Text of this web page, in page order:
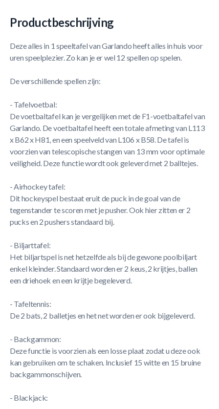
Productbeschrijving
Deze alles in 1 speeltafel van Garlando heeft alles in huis voor
uren speelplezier. Zo kan je er wel 12 spellen op spelen.
De verschillende spellen zijn:
- Tafelvoetbal:
De voetbaltafel kan je vergelijken met de F1-voetbaltafel van
Garlando. De voetbaltafel heeft een totale afmeting van L113
x B62 x H81, en een speelveld van L106 x B58. De tafel is
voorzien van telescopische stangen van 13 mm voor optimale
veiligheid. Deze functie wordt ook geleverd met 2 balltejes.
- Airhockey tafel:
Dit hockeyspel bestaat eruit de puck in de goal van de
tegenstander te scoren met je pusher. Ook hier zitten er 2
pucks en 2 pushers standaard bij.
- Biljarttafel:
Het biljartspel is net hetzelfde als bij de gewone poolbiljart
enkel kleinder. Standaard worden er 2 keus, 2 krijtjes, ballen
een driehoek en een krijtje begeleverd.
- Tafeltennis:
De 2 bats, 2 balletjes en het net worden er ook bijgeleverd.
- Backgammon:
Deze functie is voorzien als een losse plaat zodat u deze ook
kan gebruiken om te schaken. Inclusief 15 witte en 15 bruine
backgammonschijven.
- Blackjack: